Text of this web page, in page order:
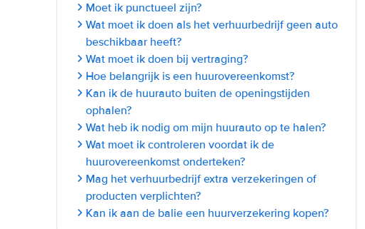
Moet ik punctueel zijn?
Wat moet ik doen als het verhuurbedrijf geen auto
beschikbaar heeft?
Wat moet ik doen bij vertraging?
Hoe belangrijk is een huurovereenkomst?
Kan ik de huurauto buiten de openingstijden
ophalen?
Wat heb ik nodig om mijn huurauto op te halen?
Wat moet ik controleren voordat ik de
huurovereenkomst onderteken?
Mag het verhuurbedrijf extra verzekeringen of
producten verplichten?
Kan ik aan de balie een huurverzekering kopen?